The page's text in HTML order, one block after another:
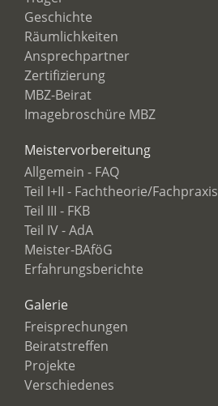
Geschichte
Räumlichkeiten
Ansprechpartner
Zertifizierung
MBZ-Beirat
Imagebroschüre MBZ
Meistervorbereitung
Allgemein - FAQ
Teil I+II - Fachtheorie/Fachpraxis
Teil III - FKB
Teil IV - AdA
Meister-BAföG
Erfahrungsberichte
Galerie
Freisprechungen
Beiratstreffen
Projekte
Verschiedenes